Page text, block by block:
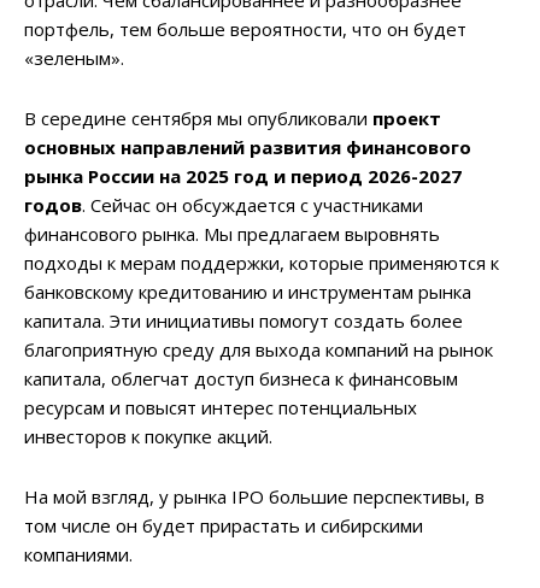
портфель, тем больше вероятности, что он будет
«зеленым».
В середине сентября мы опубликовали проект
основных направлений развития финансового
рынка России на 2025 год и период 2026-2027
годов. Сейчас он обсуждается с участниками
финансового рынка. Мы предлагаем выровнять
подходы к мерам поддержки, которые применяются к
банковскому кредитованию и инструментам рынка
капитала. Эти инициативы помогут создать более
благоприятную среду для выхода компаний на рынок
капитала, облегчат доступ бизнеса к финансовым
ресурсам и повысят интерес потенциальных
инвесторов к покупке акций.
На мой взгляд, у рынка IPO большие перспективы, в
том числе он будет прирастать и сибирскими
компаниями.